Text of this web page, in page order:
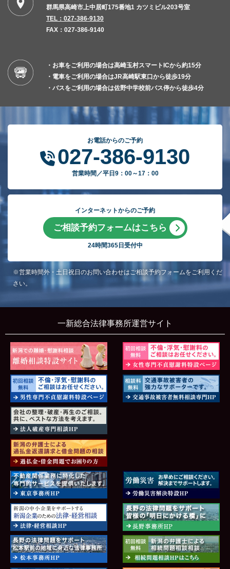
群馬県高崎市上中居町175番地1 カツミビル203号室
TEL：027-386-9130
FAX：027-386-9140
・お車をご利用の場合は高崎玉村スマートICから約15分
・電車をご利用の場合はJR高崎駅東口から徒歩19分
・バスをご利用の場合は佐野中学校前バス停から徒歩4分
お電話からのご予約
027-386-9130
営業時間／平日9：00～17：00
インターネットからのご予約
ご相談予約フォームはこちら
24時間365日受付中
※営業時間外・土日祝日のお問い合わせはご相談予約フォームをご利用くだ
さい。
一新総合法律事務所運営サイト